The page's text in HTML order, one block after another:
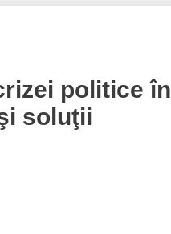
politice în
soluţii